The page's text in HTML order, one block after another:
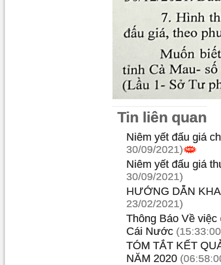
Tin liên quan
Niêm yết đấu giá
30/09/2021)
Niêm yết đấu giá
30/09/2021)
HƯỚNG DẪN
23/02/2021)
Thông Báo Về
Cái Nước
TÓM TẮT KẾT
NĂM 2020